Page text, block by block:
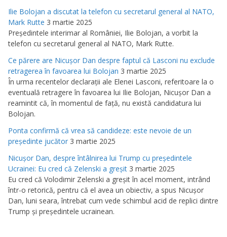
Ilie Bolojan a discutat la telefon cu secretarul general al NATO,
Mark Rutte 3 martie 2025
Preşedintele interimar al României, Ilie Bolojan, a vorbit la
telefon cu secretarul general al NATO, Mark Rutte.
Ce părere are Nicuşor Dan despre faptul că Lasconi nu exclude
retragerea în favoarea lui Bolojan 3 martie 2025
În urma recentelor declaraţii ale Elenei Lasconi, referitoare la o
eventuală retragere în favoarea lui Ilie Bolojan, Nicuşor Dan a
reamintit că, în momentul de faţă, nu există candidatura lui
Bolojan.
Ponta confirmă că vrea să candideze: este nevoie de un
preşedinte jucător 3 martie 2025
Nicuşor Dan, despre întâlnirea lui Trump cu preşedintele
Ucrainei: Eu cred că Zelenski a greşit 3 martie 2025
Eu cred că Volodimir Zelenski a greşit în acel moment, intrând
într-o retorică, pentru că el avea un obiectiv, a spus Nicuşor
Dan, luni seara, întrebat cum vede schimbul acid de replici dintre
Trump şi preşedintele ucrainean.